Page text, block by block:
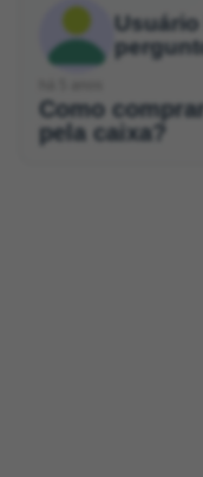
Como
pela caixa?